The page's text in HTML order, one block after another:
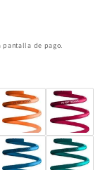
pantalla de pago.